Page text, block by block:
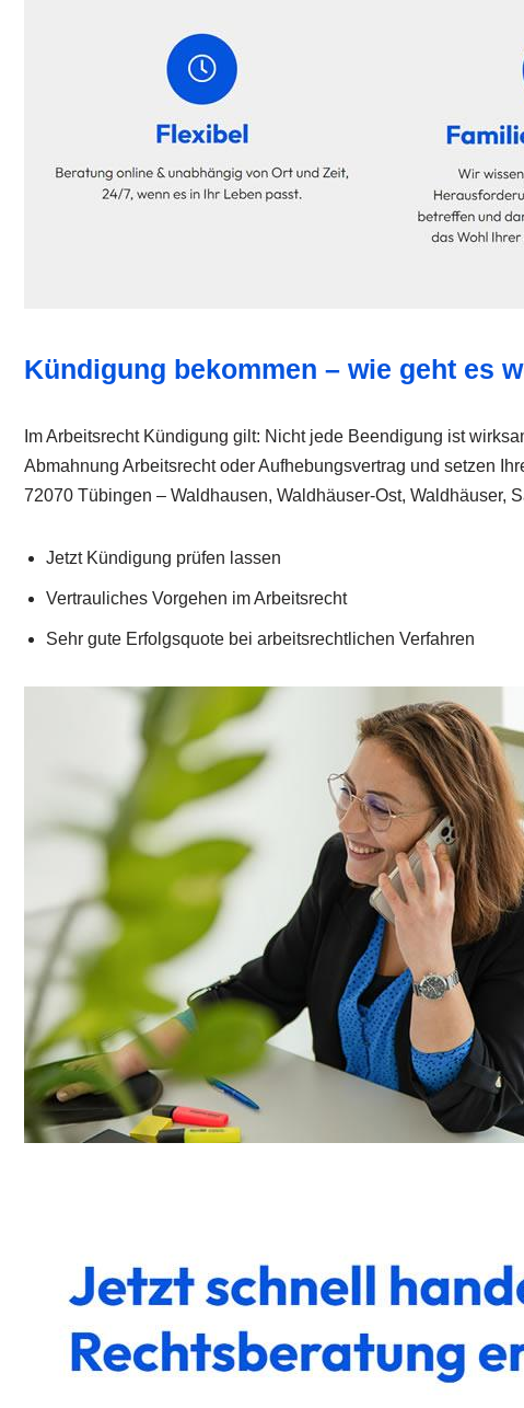
Kündigung bekommen – wie geht es
Im Arbeitsrecht Kündigung gilt: Nicht jede Beendigung ist
Abmahnung Arbeitsrecht oder Aufhebungsvertrag und setzen
72070 Tübingen – Waldhausen, Waldhäuser-Ost, Waldhäuser,
Jetzt Kündigung prüfen lassen
Vertrauliches Vorgehen im Arbeitsrecht
Sehr gute Erfolgsquote bei arbeitsrechtlichen Verfahren